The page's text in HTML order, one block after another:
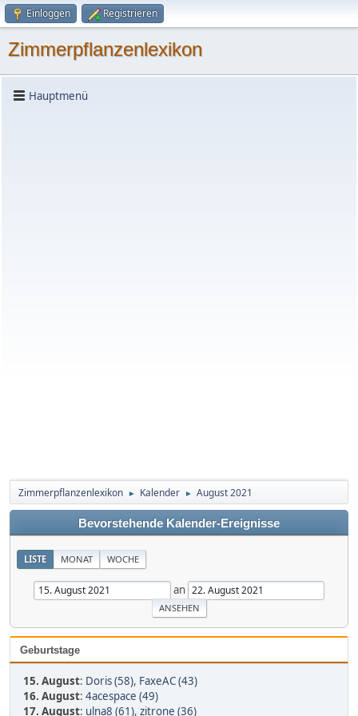
Einloggen Registrieren
Zimmerpflanzenlexikon
Hauptmenü
Zimmerpflanzenlexikon ► Kalender ► August 2021
Bevorstehende Kalender-Ereignisse
LISTE MONAT WOCHE
an
Geburtstage
15. August: Doris (58), FaxeAC (43)
16. August: 4acespace (49)
17. August: ulna8 (61), zitrone (36)